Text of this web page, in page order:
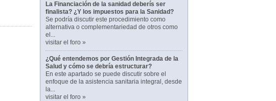
La Financiación de la sanidad deberís ser
finalista? ¿Y los impuestos para la Sanidad?
Se podría discutir este procedimiento como
alternativa o complementariedad de otros como
el...
visitar el foro »
¿Qué entendemos por Gestión Integrada de la
Salud y cómo se debría estructurar?
En este apartado se puede discutir sobre el
enfoque de la asistencia sanitaria integral, desde
la...
visitar el foro »